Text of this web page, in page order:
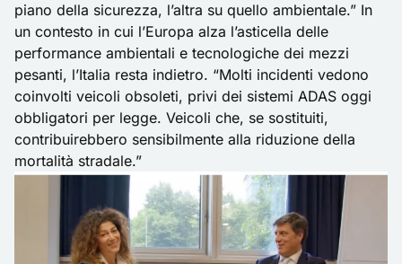
piano della sicurezza, l’altra su quello ambientale.” In
un contesto in cui l’Europa alza l’asticella delle
performance ambientali e tecnologiche dei mezzi
pesanti, l’Italia resta indietro. “Molti incidenti vedono
coinvolti veicoli obsoleti, privi dei sistemi ADAS oggi
obbligatori per legge. Veicoli che, se sostituiti,
contribuirebbero sensibilmente alla riduzione della
mortalità stradale.”